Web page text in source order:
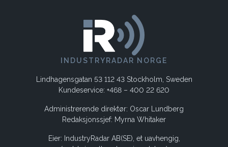
INDUSTRYRADAR NORGE
Lindhagensgatan 53 112 43 Stockholm, Sweden
Kundeservice: +468 – 400 22 620
Administrerende direktør: Oscar Lundberg
Redaksjonssjef: Myrna Whitaker
Eier: IndustryRadar AB(SE), et uavhengig,